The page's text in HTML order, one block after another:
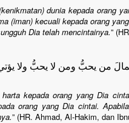
dunia kepada orang
(iman) kecuali kepada orang
Dia telah mencintainya.”
من يحبُّ ومن لا يحبُّ ولا
kepada orang yang Dia
orang yang Dia cintai.
” (HR. Ahmad, Al-Hakim, dan